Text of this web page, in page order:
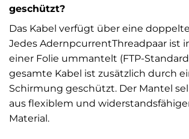
geschützt?
Das Kabel verfügt über eine
Jedes AdernpcurrentThreadpaar ist
einer Folie ummantelt (FTP-
gesamte Kabel ist zusätzlich durch
Schirmung geschützt. Der Mantel
aus flexiblem und
Material.